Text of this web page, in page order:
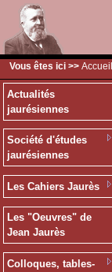
Vous êtes ici >> Accueil
Actualités
jaurésiennes
Société d'études
jaurésiennes
Les Cahiers Jaurès
Les "Oeuvres" de
Jean Jaurès
Colloques, tables-